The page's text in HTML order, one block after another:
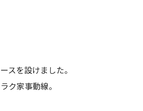
スを設けました。
ク家事動線。